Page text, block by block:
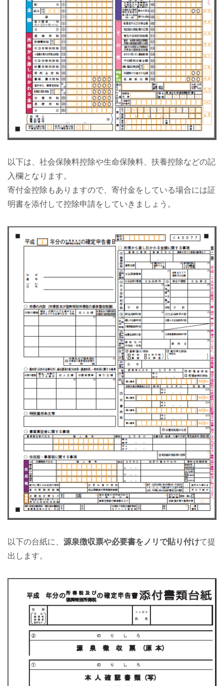
以下は、社会保険料控除や生命保険料、扶養控除などの記
入欄となります。
寄付金控除もありますので、寄付金をしている場合には証
明書を添付して控除申請をしていきましょう。
以下の台紙に、 源泉徴収票や必要書をノリで貼り付けて提
出します。